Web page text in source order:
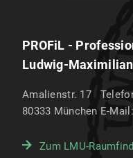
PROFiL -
Ludwig-
Amalienstr. 17
80333 München E-Mail:
Zum LMU-